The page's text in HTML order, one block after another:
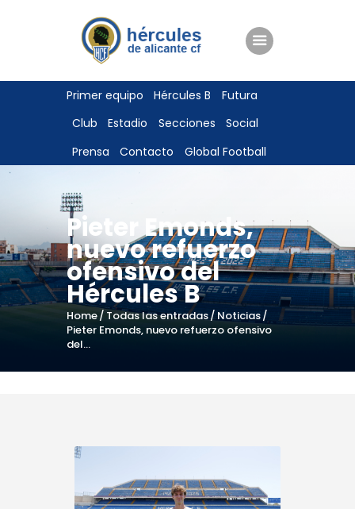
Primer equipo Hércules B
Futura
Club
Estadio Secciones
Social
Prensa
Contacto Global Football
Pieter Emonds,
nuevo refuerzo
ofensivo del
Hércules B
Home Todas las entradas
Noticias
Pieter Emonds, nuevo refuerzo ofensivo
del...
ENTRADAS
TIENDA
HÉRCULESCF100